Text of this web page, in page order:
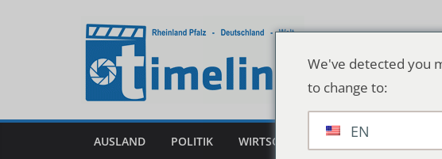
AUSLAND POLITIK WIRTSCHAFT DEUTSCHLAND &
We've detected you
to change to:
EN